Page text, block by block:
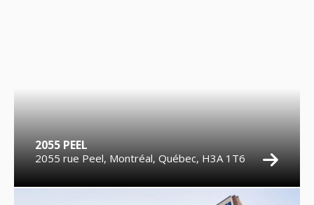
2055 PEEL
2055 rue Peel, Montréal, Québec, H3A 1T6